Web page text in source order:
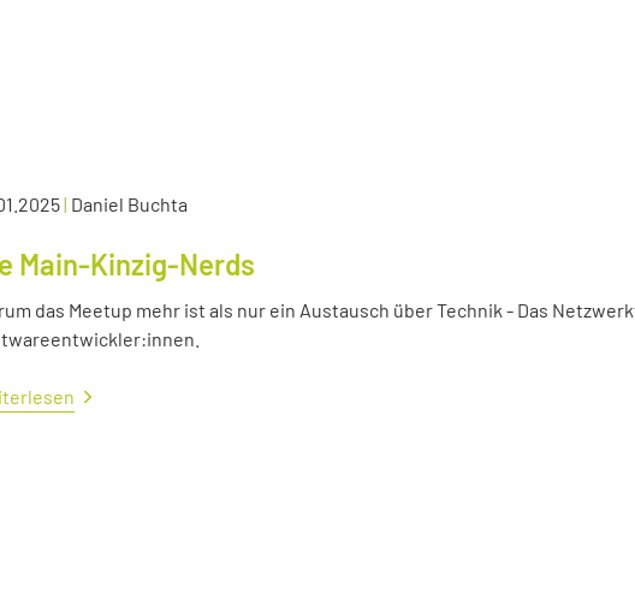
| Daniel Buchta
Main-Kinzig-Nerds
das Meetup mehr ist als nur ein Austausch über Technik - Das